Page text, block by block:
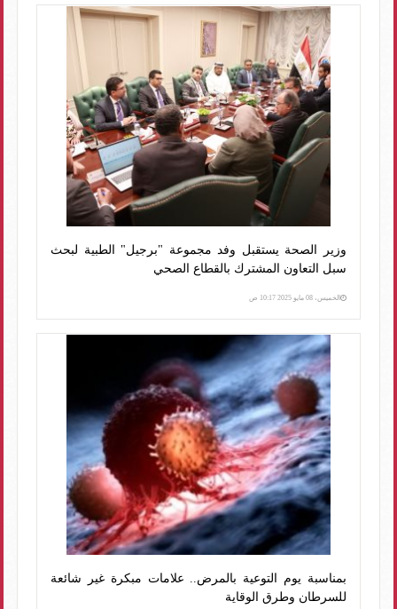
وزير الصحة يستقبل وفد مجموعة "برجيل" الطبية لبحث
سبل التعاون المشترك بالقطاع الصحي
الخميس، 08 مايو 2025 10:17 ص
بمناسبة يوم التوعية بالمرض.. علامات مبكرة غير شائعة
للسرطان وطرق الوقاية